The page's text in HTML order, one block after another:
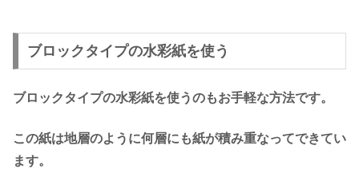
ブロックタイプの水彩紙を使う
ブロックタイプの水彩紙を使うのもお手軽な方法です。
この紙は地層のように何層にも紙が積み重なってできてい
ます。